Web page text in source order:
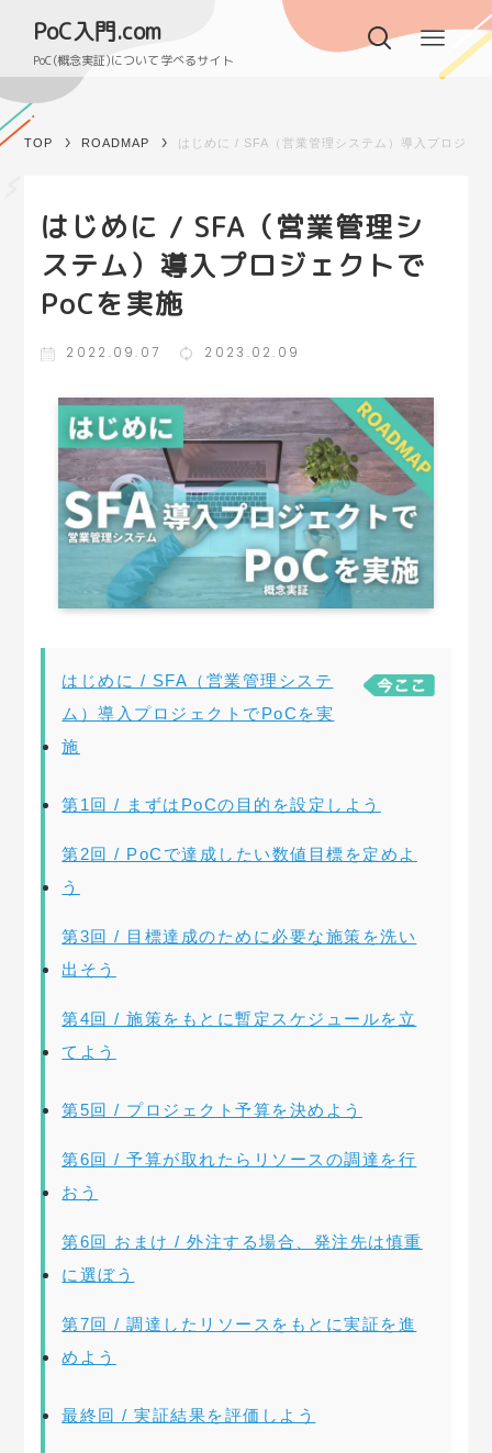
PoC入門.com
PoC(概念実証)について学べるサイト
TOP ROADMAP はじめに / SFA（営業管理システム）導入プロジェ
はじめに / SFA（営業管理シ
ステム）導入プロジェクトで
PoCを実施
2022.09.07 2023.02.09
はじめに / SFA（営業管理システ
ム）導入プロジェクトでPoCを実
施
第1回 / まずはPoCの目的を設定しよう
第2回 / PoCで達成したい数値目標を定めよ
う
第3回 / 目標達成のために必要な施策を洗い
出そう
第4回 / 施策をもとに暫定スケジュールを立
てよう
第5回 / プロジェクト予算を決めよう
第6回 / 予算が取れたらリソースの調達を行
おう
第6回 おまけ / 外注する場合、発注先は慎重
に選ぼう
第7回 / 調達したリソースをもとに実証を進
めよう
最終回 / 実証結果を評価しよう